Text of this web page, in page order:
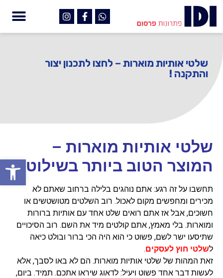
שלטי אותיות מוארות – לחצו לתכנון יצור
והתקנה !
שלטי אותיות מוארות –
המוצר הטוב ביותר בשילוט
תחשבו על זה רגע: אתם נוהגים בלילה ברחוב שאתם לא
מכירים ומחפשים מקום לאכול. רוב השלטים מטושטשים או
חשוכים, אבל אז אתם רואים שלט אחד עם אותיות ברורות
ומוארות. בלי מאמץ, אתם קולטים מיד את השם. רוב הסיכויים
שתיסעו ישר לשם, פשוט כי הוא היה הכי ברור ובולט כיאה
לשלטי חוץ לעסקים.
זאת המהות של שלטי אותיות מוארות. הם לא באו לסבך, אלא
לעשות דבר אחד פשוט ויעיל: לדאוג שיראו אתכם. תמיד. ביום,